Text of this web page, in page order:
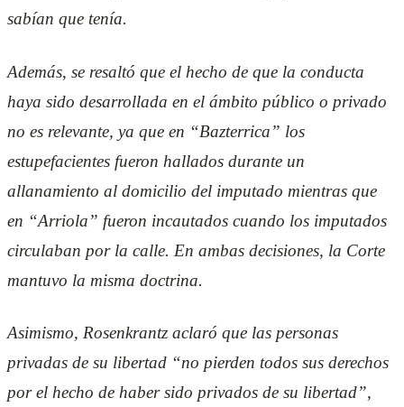
sabían que tenía.
Además, se resaltó que el hecho de que la conducta
haya sido desarrollada en el ámbito público o privado
no es relevante, ya que en “Bazterrica” los
estupefacientes fueron hallados durante un
allanamiento al domicilio del imputado mientras que
en “Arriola” fueron incautados cuando los imputados
circulaban por la calle. En ambas decisiones, la Corte
mantuvo la misma doctrina.
Asimismo, Rosenkrantz aclaró que las personas
privadas de su libertad “no pierden todos sus derechos
por el hecho de haber sido privados de su libertad”,